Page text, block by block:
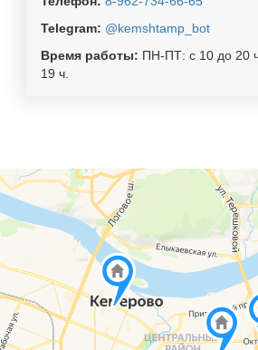
Telegram: @kemshtamp_bot
Время работы: ПН-ПТ: с 10 до 20
19 ч.